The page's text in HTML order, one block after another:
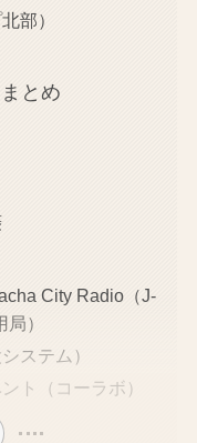
部）
とめ
City Radio（J-
）
ステム）
ト（コーラボ）